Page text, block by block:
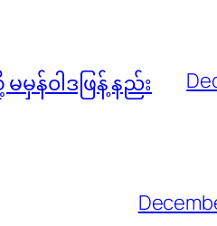
၀ါဒဖြန့် နည်း